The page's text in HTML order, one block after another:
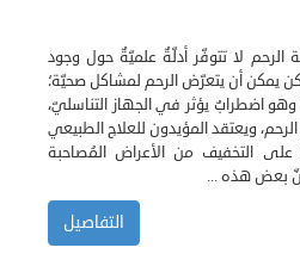
لا تتوفّر أدلّةٌ علميّةٌ حول وجود
يمكن أن يتعرّض الرحم لمشاكل صحيّة؛
وهو اضطرابٌ يؤثر في الجهاز التناسليّ،
ويعتقد المؤيدون للعلاج الطبيعي
على التخفيف من الأعراض المُصاحبة
أنّ بعض هذه ...
التفاصيل